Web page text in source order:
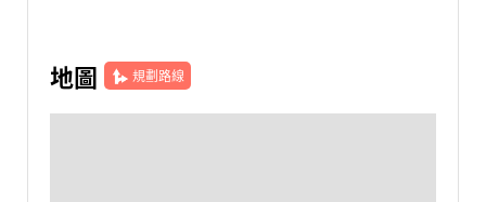
地圖 規劃路線